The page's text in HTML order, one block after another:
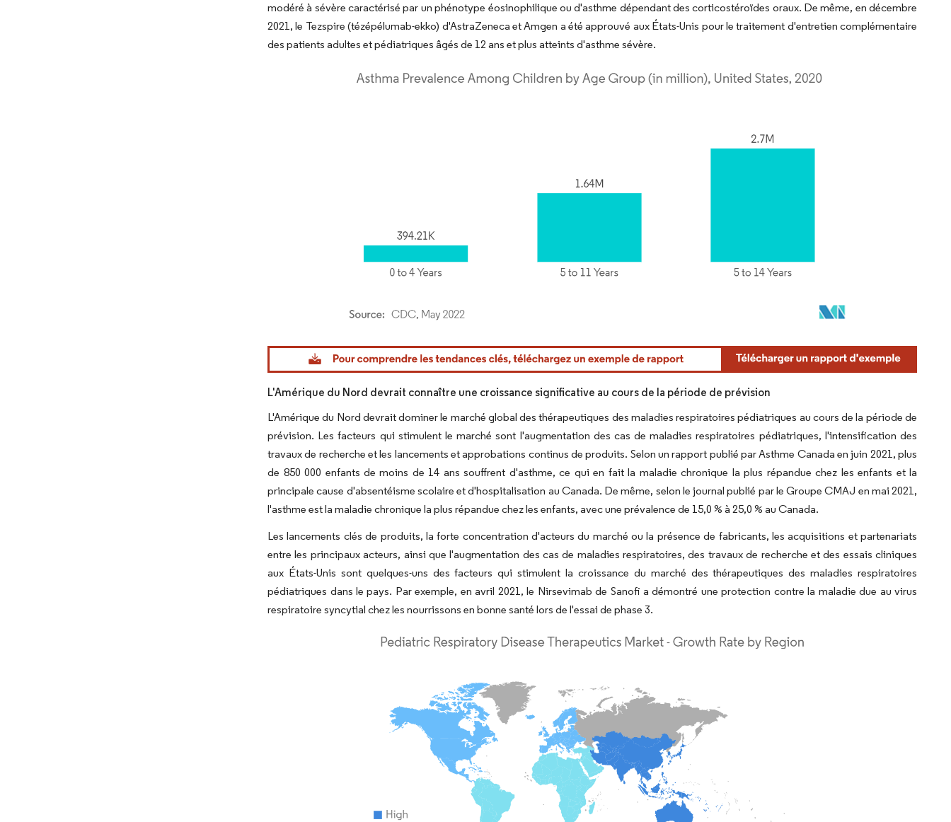
modéré à sévère caractérisé par un phénotype éosinophilique ou d'asthme dépendant des corticostéroïdes oraux. De même, en décembre
2021, le Tezspire (tézépélumab-ekko) d'AstraZeneca et Amgen a été approuvé aux États-Unis pour le traitement d'entretien complémentaire
des patients adultes et pédiatriques âgés de 12 ans et plus atteints d'asthme sévère.
Image © Mordor Intelligence. La réutilisation nécessite une attribution sous CC BY 4.0.
L'Amérique du Nord devrait connaître une croissance significative au cours de la période de prévision
L'Amérique du Nord devrait dominer le marché global des thérapeutiques des maladies respiratoires pédiatriques au cours de la période de
prévision. Les facteurs qui stimulent le marché sont l'augmentation des cas de maladies respiratoires pédiatriques, l'intensification des
travaux de recherche et les lancements et approbations continus de produits. Selon un rapport publié par Asthme Canada en juin 2021, plus
de 850 000 enfants de moins de 14 ans souffrent d'asthme, ce qui en fait la maladie chronique la plus répandue chez les enfants et la
principale cause d'absentéisme scolaire et d'hospitalisation au Canada. De même, selon le journal publié par le Groupe CMAJ en mai 2021,
l'asthme est la maladie chronique la plus répandue chez les enfants, avec une prévalence de 15,0 % à 25,0 % au Canada.
Les lancements clés de produits, la forte concentration d'acteurs du marché ou la présence de fabricants, les acquisitions et partenariats
entre les principaux acteurs, ainsi que l'augmentation des cas de maladies respiratoires, des travaux de recherche et des essais cliniques
aux États-Unis sont quelques-uns des facteurs qui stimulent la croissance du marché des thérapeutiques des maladies respiratoires
pédiatriques dans le pays. Par exemple, en avril 2021, le Nirsevimab de Sanofi a démontré une protection contre la maladie due au virus
respiratoire syncytial chez les nourrissons en bonne santé lors de l'essai de phase 3.